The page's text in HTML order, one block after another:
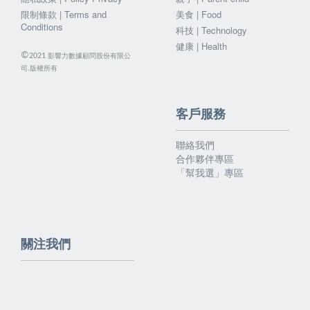
限制條款 | Terms and
Conditions
©2021 影響力數據顧問股份有限公
司.版權所有
美食 | Food
科技 | Technology
健康 | Health
客戶服務
聯絡我們
合作夥伴專區
「幫我選」專區
關注我們